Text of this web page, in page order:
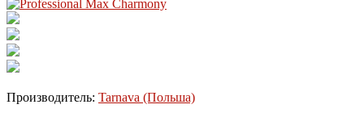
Производитель: Tarnava (Польша)